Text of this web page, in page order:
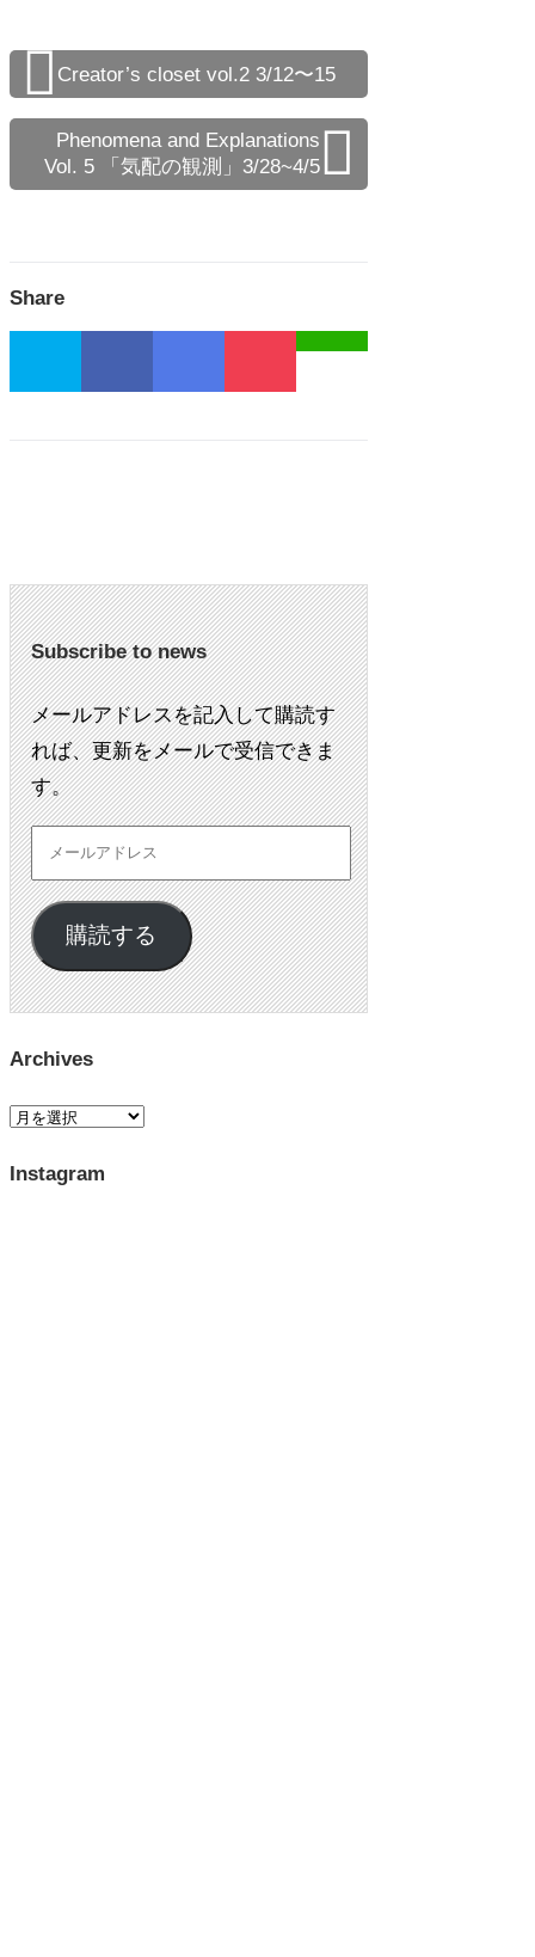
Creator’s closet vol.2 3/12〜15
Phenomena and Explanations
Vol. 5 「気配の観測」3/28~4/5
Share
Subscribe to news
メールアドレスを記入して購読す
れば、更新をメールで受信できま
す。
購読する
Archives
Instagram